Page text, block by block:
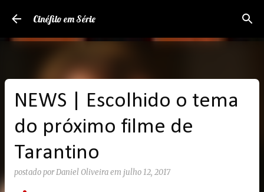
Pular para o conteúdo principal
Cinéfilo em Série
NEWS | Escolhido o tema
do próximo filme de
Tarantino
postado porDaniel Oliveiraem julho 12, 2017